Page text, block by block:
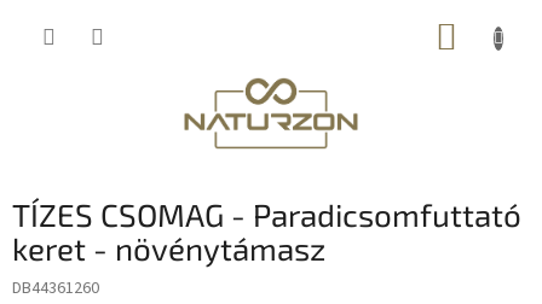
KOSÁR
TÍZES CSOMAG - Paradicsomfuttató
keret - növénytámasz
DB44361260